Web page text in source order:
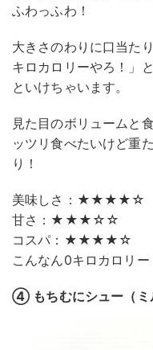
ふわっふわ！
大きさのわりに口当た
キロカロリーやろ！」
といけちゃいます。
見た目のボリュームと
ッツリ食べたいけど重
り！
美味しさ：★★★★☆
甘さ：★★★☆☆
コスパ：★★★★☆
こんなん0キロカロ
④ もちむにシュー（ミ